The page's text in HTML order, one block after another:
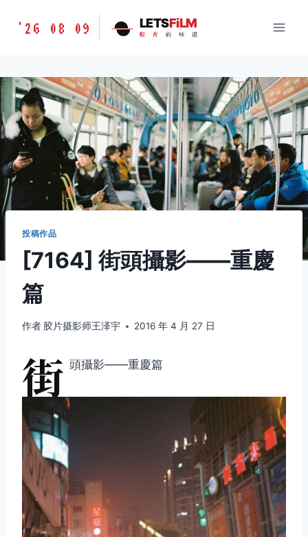
胶
味
道
LETSFILM
'26 08 09 LETSFiLM
胶 片 的 味 道
投稿作品
[7164] 街頭攝影——重慶
篇
作者 胶片摄影师王泽宇 2016 年 4 月 27 日
街 頭攝影——重慶篇